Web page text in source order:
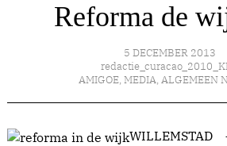
Reforma de
5 DECEMBER 2013
AMIGOE, MEDIA, ALGEMEEN